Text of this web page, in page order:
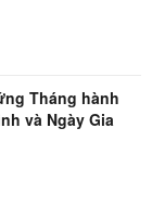
Tháng hành
và Ngày Gia